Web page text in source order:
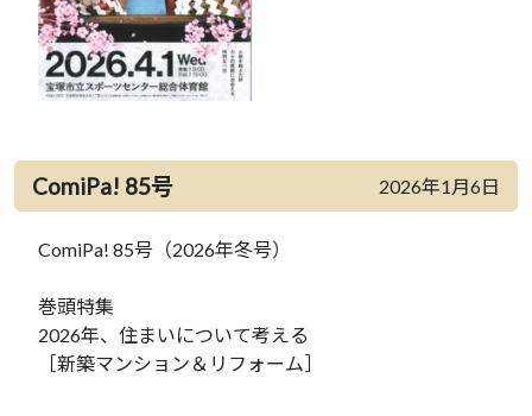
ComiPa! 85号 2026年1月6日
ComiPa! 85号（2026年冬号）
巻頭特集
2026年、住まいについて考える
［新築マンション＆リフォーム］